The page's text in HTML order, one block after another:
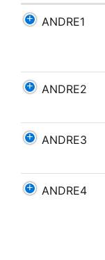
ANDRE1
ANDRE2
ANDRE3
ANDRE4